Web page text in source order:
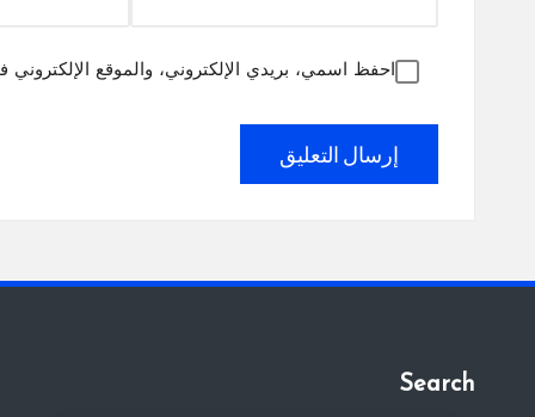
احفظ اسمي، بريدي الإلكتروني، والموقع
Search